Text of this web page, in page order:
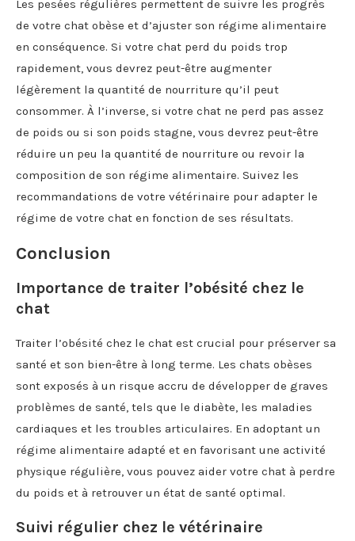
Les pesées régulières permettent de suivre les progrès
de votre chat obèse et d’ajuster son régime alimentaire
en conséquence. Si votre chat perd du poids trop
rapidement, vous devrez peut-être augmenter
légèrement la quantité de nourriture qu’il peut
consommer. À l’inverse, si votre chat ne perd pas assez
de poids ou si son poids stagne, vous devrez peut-être
réduire un peu la quantité de nourriture ou revoir la
composition de son régime alimentaire. Suivez les
recommandations de votre vétérinaire pour adapter le
régime de votre chat en fonction de ses résultats.
Conclusion
Importance de traiter l’obésité chez le
chat
Traiter l’obésité chez le chat est crucial pour préserver sa
santé et son bien-être à long terme. Les chats obèses
sont exposés à un risque accru de développer de graves
problèmes de santé, tels que le diabète, les maladies
cardiaques et les troubles articulaires. En adoptant un
régime alimentaire adapté et en favorisant une activité
physique régulière, vous pouvez aider votre chat à perdre
du poids et à retrouver un état de santé optimal.
Suivi régulier chez le vétérinaire